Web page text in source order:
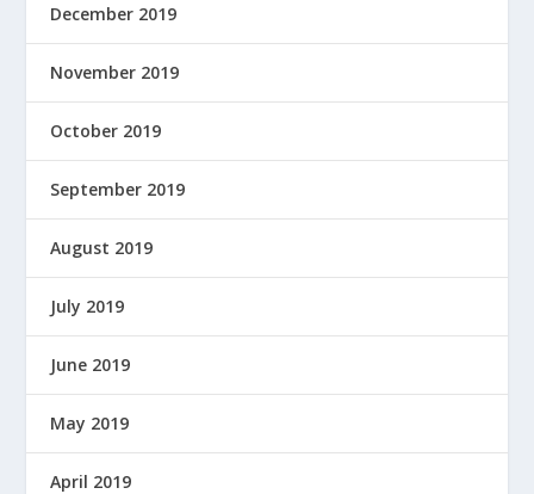
December 2019
November 2019
October 2019
September 2019
August 2019
July 2019
June 2019
May 2019
April 2019